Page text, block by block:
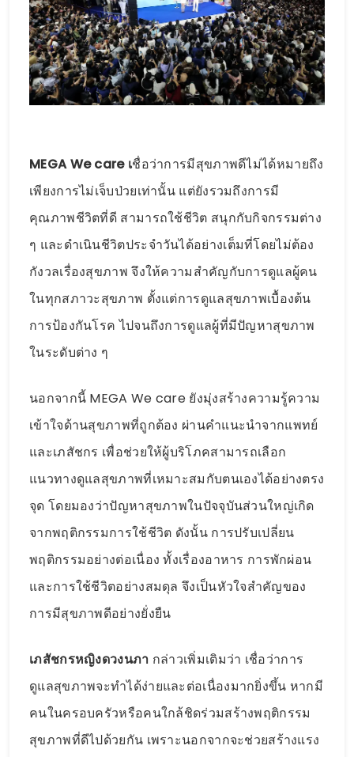
MEGA We care เชื่อว่าการมีสุขภาพดีไม่ได้หมายถึง
เพียงการไม่เจ็บป่วยเท่านั้น แต่ยังรวมถึงการมี
คุณภาพชีวิตที่ดี สามารถใช้ชีวิต สนุกกับกิจกรรมต่าง
ๆ และดำเนินชีวิตประจำวันได้อย่างเต็มที่โดยไม่ต้อง
กังวลเรื่องสุขภาพ จึงให้ความสำคัญกับการดูแลผู้คน
ในทุกสภาวะสุขภาพ ตั้งแต่การดูแลสุขภาพเบื้องต้น
การป้องกันโรค ไปจนถึงการดูแลผู้ที่มีปัญหาสุขภาพ
ในระดับต่าง ๆ
นอกจากนี้ MEGA We care ยังมุ่งสร้างความรู้ความ
เข้าใจด้านสุขภาพที่ถูกต้อง ผ่านคำแนะนำจากแพทย์
และเภสัชกร เพื่อช่วยให้ผู้บริโภคสามารถเลือก
แนวทางดูแลสุขภาพที่เหมาะสมกับตนเองได้อย่างตรง
จุด โดยมองว่าปัญหาสุขภาพในปัจจุบันส่วนใหญ่เกิด
จากพฤติกรรมการใช้ชีวิต ดังนั้น การปรับเปลี่ยน
พฤติกรรมอย่างต่อเนื่อง ทั้งเรื่องอาหาร การพักผ่อน
และการใช้ชีวิตอย่างสมดุล จึงเป็นหัวใจสำคัญของ
การมีสุขภาพดีอย่างยั่งยืน
เภสัชกรหญิงดวงนภา กล่าวเพิ่มเติมว่า เชื่อว่าการ
ดูแลสุขภาพจะทำได้ง่ายและต่อเนื่องมากยิ่งขึ้น หากมี
คนในครอบครัวหรือคนใกล้ชิดร่วมสร้างพฤติกรรม
สุขภาพที่ดีไปด้วยกัน เพราะนอกจากจะช่วยสร้างแรง